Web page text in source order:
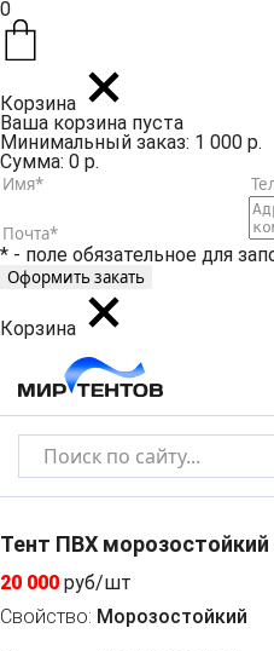
0
Корзина
Ваша корзина пуста
Минимальный заказ: 1 000 р.
Сумма: 0 р.
* - поле обязательное для
Корзина
Тент ПВХ морозостойкий
20 000 руб/шт
Свойство: Морозостойкий